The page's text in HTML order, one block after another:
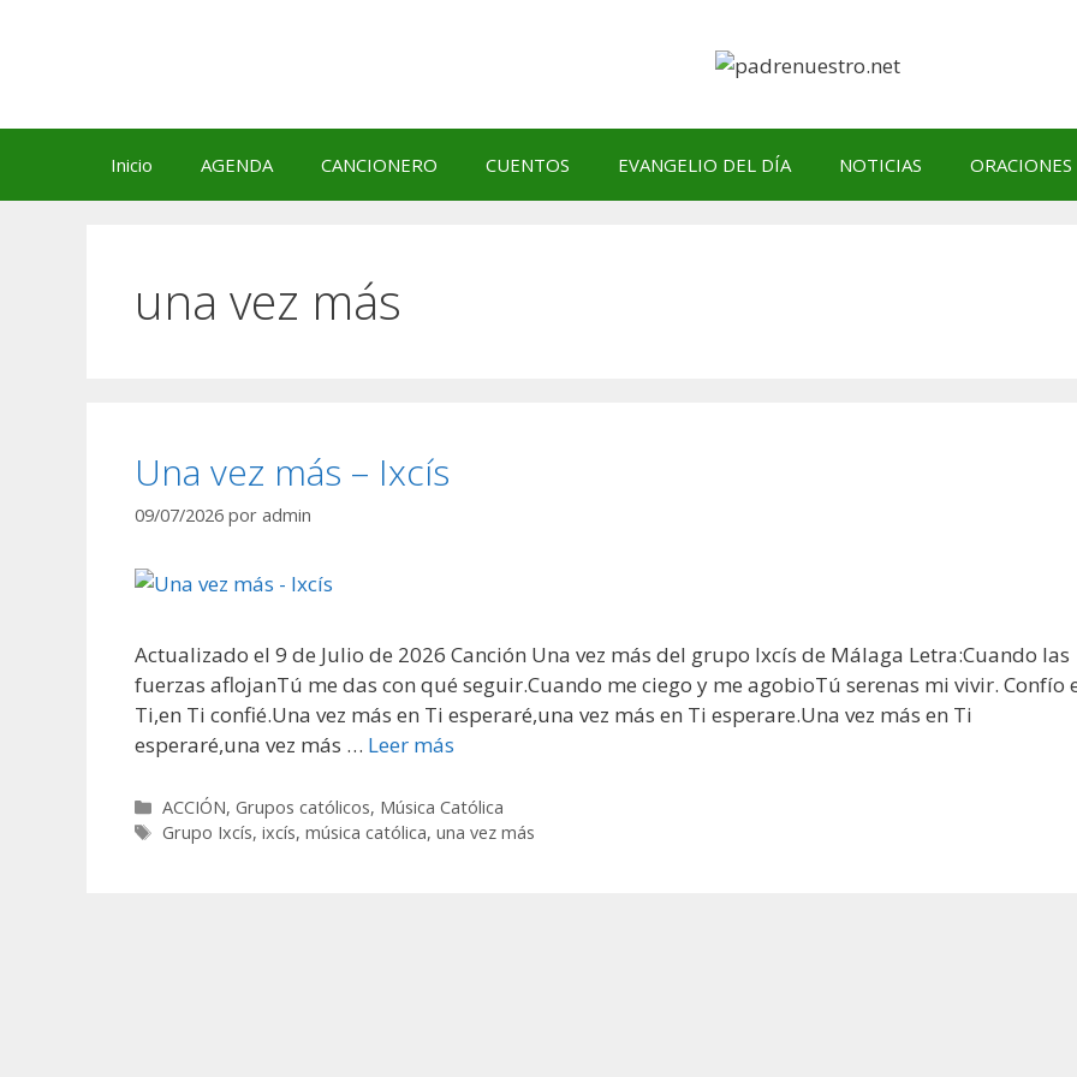
Inicio AGENDA CANCIONERO CUENTOS EVANGELIO DEL DÍA NOTICIAS ORACIONES
una vez más
Una vez más – Ixcís
09/07/2026 por admin
Actualizado el 9 de Julio de 2026 Canción Una vez más del grupo Ixcís de Málaga Letra:Cuando las
fuerzas aflojanTú me das con qué seguir.Cuando me ciego y me agobioTú serenas mi vivir. Confío
Ti,en Ti confié.Una vez más en Ti esperaré,una vez más en Ti esperare.Una vez más en Ti
esperaré,una vez más … Leer más
Categorías
ACCIÓN,Grupos católicos, Música Católica
Etiquetas
Grupo Ixcís,ixcís,música católica,una vez más